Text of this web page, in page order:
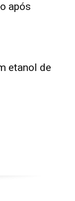
após
etanol de